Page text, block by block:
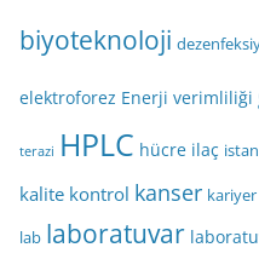
biyoteknoloji
elektroforez Enerji verimliliği
terazi HPLC hücre ilaç
kalite kontrol kanser kariyer
lab laboratuvar